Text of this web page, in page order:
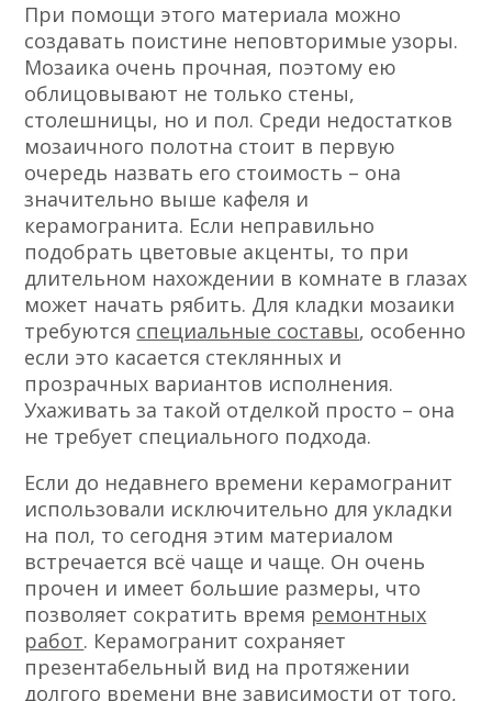
При помощи этого материала можно
создавать поистине неповторимые узоры.
Мозаика очень прочная, поэтому ею
облицовывают не только стены,
столешницы, но и пол. Среди недостатков
мозаичного полотна стоит в первую
очередь назвать его стоимость – она
значительно выше кафеля и
керамогранита. Если неправильно
подобрать цветовые акценты, то при
длительном нахождении в комнате в глазах
может начать рябить. Для кладки мозаики
требуются специальные составы, особенно
если это касается стеклянных и
прозрачных вариантов исполнения.
Ухаживать за такой отделкой просто – она
не требует специального подхода.
Если до недавнего времени керамогранит
использовали исключительно для укладки
на пол, то сегодня этим материалом
встречается всё чаще и чаще. Он очень
прочен и имеет большие размеры, что
позволяет сократить время ремонтных
работ. Керамогранит сохраняет
презентабельный вид на протяжении
долгого времени вне зависимости от того,